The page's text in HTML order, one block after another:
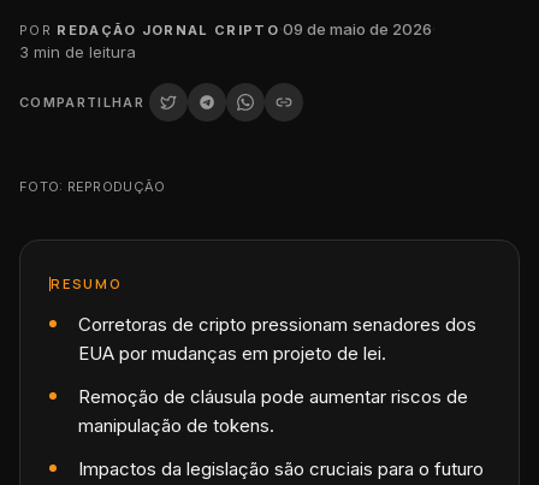
POR REDAÇÃO JORNAL CRIPTO·09 de maio de 2026·
3 min de leitura
COMPARTILHAR
FOTO: REPRODUÇÃO
RESUMO
Corretoras de cripto pressionam senadores dos
EUA por mudanças em projeto de lei.
Remoção de cláusula pode aumentar riscos de
manipulação de tokens.
Impactos da legislação são cruciais para o futuro